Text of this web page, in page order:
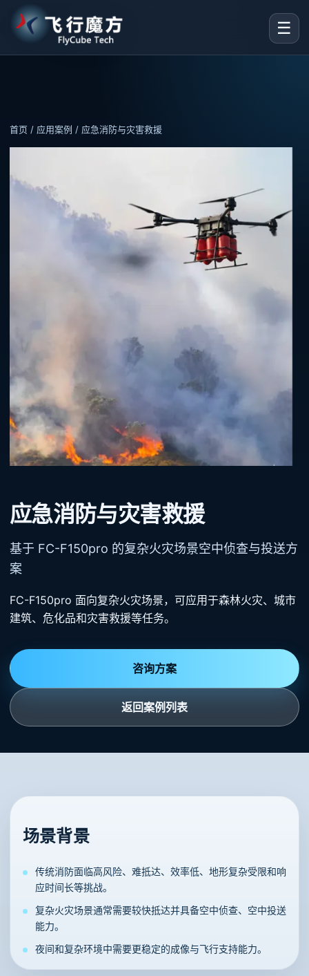
☰
首页 / 应用案例 / 应急消防与灾害救援
应急消防与灾害救援
基于 FC-F150pro 的复杂火灾场景空中侦查与投送方
案
FC-F150pro 面向复杂火灾场景，可应用于森林火灾、城市
建筑、危化品和灾害救援等任务。
咨询方案
返回案例列表
场景背景
传统消防面临高风险、难抵达、效率低、地形复杂受限和响
应时间长等挑战。
复杂火灾场景通常需要较快抵达并具备空中侦查、空中投送
能力。
夜间和复杂环境中需要更稳定的成像与飞行支持能力。